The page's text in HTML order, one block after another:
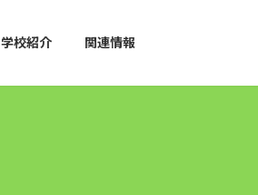
学校紹介 関連情報